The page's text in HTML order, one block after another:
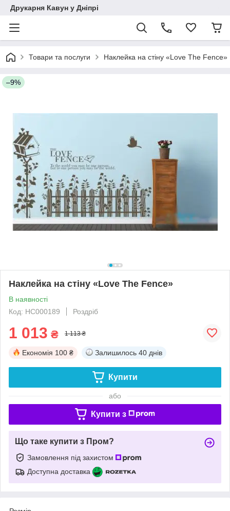
Друкарня Кавун у Дніпрі
Товари та послуги Наклейка на стіну «Love The Fence»
–9%
Наклейка на стіну «Love The Fence»
В наявності
Код: НС000189
Роздріб
1 013 ₴ 1 113 ₴
Економія 100 ₴ Залишилось 40 днів
Купити
або
Купити з
Що таке купити з Пром?
Замовлення під захистом
Доступна доставка